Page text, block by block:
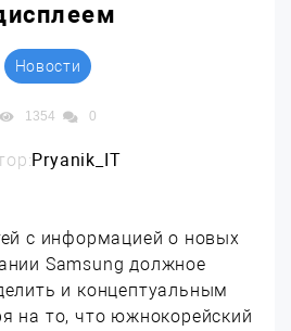
Новости
1354 0
Pryanik_IT
с информацией о новых
Samsung должное
и концептуальным
на то, что южнокорейский